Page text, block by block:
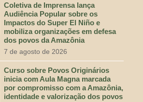
Coletiva de Imprensa lança
Audiência Popular sobre os
Impactos do Super El Niño e
mobiliza organizações em defesa
dos povos da Amazônia
7 de agosto de 2026
Curso sobre Povos Originários
inicia com Aula Magna marcada
por compromisso com a Amazônia,
identidade e valorização dos povos